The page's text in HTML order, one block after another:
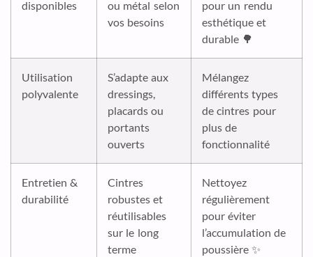
disponibles
ou métal selon
vos besoins
pour un rendu
esthétique et
durable 🌳
Utilisation
polyvalente
S’adapte aux
dressings,
placards ou
portants
ouverts
Mélangez
différents types
de cintres pour
plus de
fonctionnalité
Entretien &
durabilité
Cintres
robustes et
réutilisables
sur le long
terme
Nettoyez
régulièrement
pour éviter
l’accumulation de
poussière ✨